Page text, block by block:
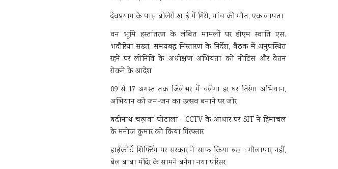
देवप्रयाग के पास बोलेरो खाई में गिरी, पांच की मौत, एक लापता
वन भूमि हस्तांतरण के लंबित मामलों पर डीएम स्वाति एस.
भदौरिया सख्त, समयबद्ध निस्तारण के निर्देश, बैठक में अनुपस्थित
रहने पर लोनिवि के अधीक्षण अभियंता को नोटिस और वेतन
रोकने के आदेश
09 से 17 अगस्त तक जिलेभर में चलेगा हर घर तिरंगा अभियान,
अभियान को जन-जन का उत्सव बनाने पर जोर
बद्रीनाथ चढ़ावा घोटाला : CCTV के आधार पर SIT ने हिमाचल
के मनोज कुमार को किया गिरफ्तार
हाईकोर्ट शिफ्टिंग पर सरकार ने साफ किया रुख : गौलापार नहीं,
बेल बाबा मंदिर के सामने बनेगा नया परिसर